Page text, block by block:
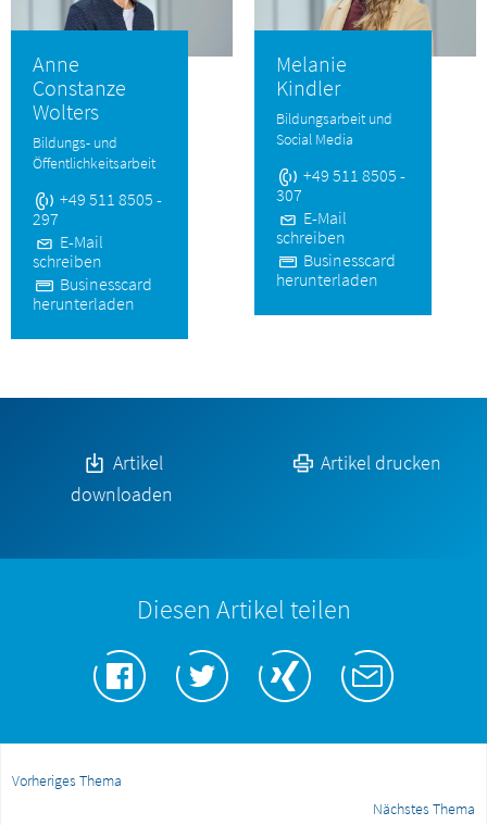
Anne
Constanze
Wolters
Bildungs- und
Öffentlichkeitsarbeit
+49 511 8505 -
297
E-Mail
schreiben
Businesscard
herunterladen
Melanie
Kindler
Bildungsarbeit und
Social Media
+49 511 8505 -
307
E-Mail
schreiben
Businesscard
herunterladen
Artikel
downloaden
Artikel drucken
Diesen Artikel teilen
Vorheriges Thema
Nächstes Thema